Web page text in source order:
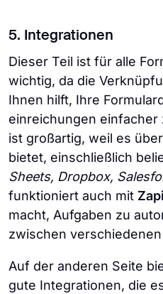
5. Integrationen
Dieser Teil ist für alle
wichtig, da die
Ihnen hilft, Ihre
einreichungen einfacher
ist großartig, weil es über
bietet, einschließlich
Sheets, Dropbox,
funktioniert auch mit
macht, Aufgaben zu
zwischen
Auf der anderen Seite
gute Integrationen, die